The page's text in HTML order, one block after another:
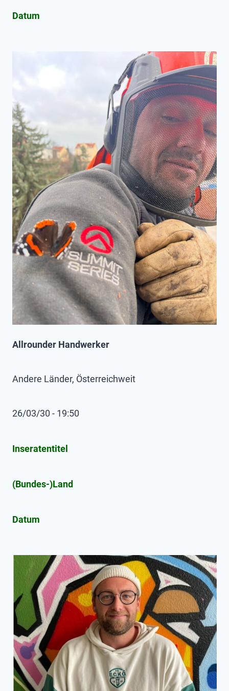
Datum
Allrounder Handwerker
Andere Länder, Österreichweit
26/03/30 - 19:50
Inseratentitel
(Bundes-)Land
Datum